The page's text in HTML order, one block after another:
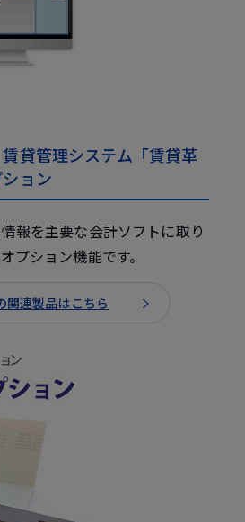
貸管理システム「賃貸革
ョン
報を主要な会計ソフトに取り
プション機能です。
関連製品はこちら